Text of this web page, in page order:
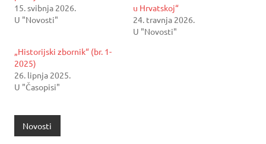
15. svibnja 2026.
U "Novosti"
u Hrvatskoj“
24. travnja 2026.
U "Novosti"
„Historijski zbornik“ (br. 1-
2025)
26. lipnja 2025.
U "Časopisi"
Novosti